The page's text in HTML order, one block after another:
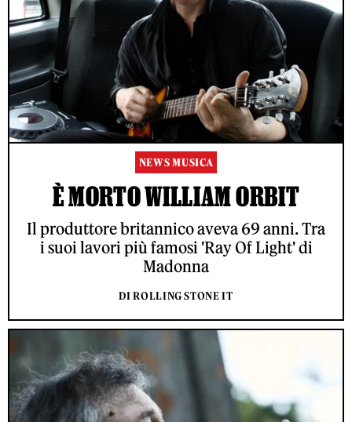
NEWS MUSICA
È MORTO WILLIAM ORBIT
Il produttore britannico aveva 69 anni. Tra
i suoi lavori più famosi 'Ray Of Light' di
Madonna
DI ROLLING STONE IT